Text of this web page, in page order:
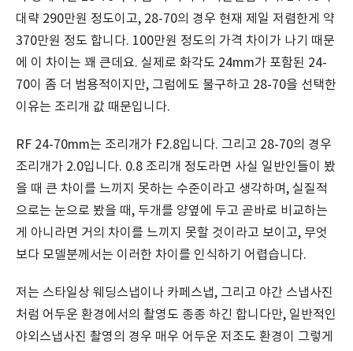
대략 290만원 정도이고, 28-70의 경우 현재 제일 저렴한게 약
370만원 정도 합니다. 100만원 정도의 가격 차이가 나기 때문
에 이 차이는 꽤 큰데요. 실제로 화각도 24mm가 포함된 24-
70이 좀 더 범용적이지만, 그럼에도 불구하고 28-70을 선택한
이유는 조리개 값 때문입니다.
RF 24-70mm는 조리개가 F2.8입니다. 그리고 28-70의 경우
조리개가 2.0입니다. 0.8 조리개 정도라면 사실 일반인들이 봤
을 때 큰 차이를 느끼지 못하는 수준이라고 생각하며, 실질적
으로는 눈으로 봤을 때, 두개를 양옆에 두고 곧바로 비교하는
게 아니라면 거의 차이를 느끼지 못할 것이라고 보이고, 무엇
보다 모델분께서는 이러한 차이를 인식하기 어렵습니다.
저는 스타일상 웨딩스냅이나 카페스냅, 그리고 야간 스냅사진
처럼 어두운 환경에서의 촬영도 종종 하긴 합니다만, 일반적인
야외스냅사진 촬영의 경우 매우 어두운 저조도 환경이 그렇게